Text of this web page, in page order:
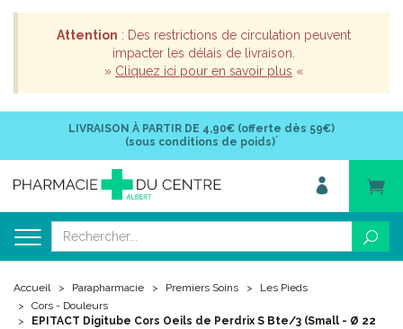
Attention : Des restrictions de circulation peuvent
impacter les délais de livraison.
» Cliquez ici pour en savoir plus «
LIVRAISON À PARTIR DE 4,90€ (offerte dès 59€)
(sous conditions de poids)*
Accueil Parapharmacie Premiers Soins
Les Pieds
Cors - Douleurs
EPITACT Digitube Cors Oeils de Perdrix S Bte/3 (Small - Ø 22